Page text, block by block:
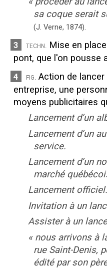
sa coque serait
(J. Verne, 1874).
3 techn. Mise en
pont, que l'on pousse
4 fig. Action de
entreprise, une
moyens publicitaires
Lancement d’un
Lancement d’un
service.
Lancement d’un
marché
Lancement officiel.
Invitation à un
Assister à un
« nous arrivons à
rue Saint-Denis,
édité par son